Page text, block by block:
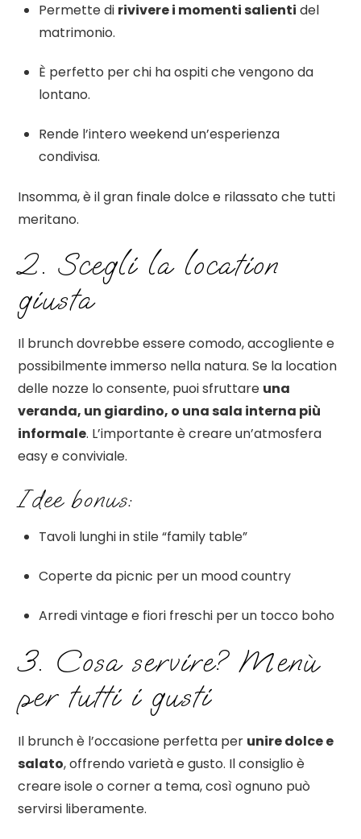
Permette di rivivere i momenti salienti del
matrimonio.
È perfetto per chi ha ospiti che vengono da
lontano.
Rende l’intero weekend un’esperienza
condivisa.
Insomma, è il gran finale dolce e rilassato che tutti
meritano.
2. Scegli la location
giusta
Il brunch dovrebbe essere comodo, accogliente e
possibilmente immerso nella natura. Se la location
delle nozze lo consente, puoi sfruttare una
veranda, un giardino, o una sala interna più
informale. L’importante è creare un’atmosfera
easy e conviviale.
Idee bonus:
Tavoli lunghi in stile “family table”
Coperte da picnic per un mood country
Arredi vintage e fiori freschi per un tocco boho
3. Cosa servire? Menù
per tutti i gusti
Il brunch è l’occasione perfetta per unire dolce e
salato, offrendo varietà e gusto. Il consiglio è
creare isole o corner a tema, così ognuno può
servirsi liberamente.